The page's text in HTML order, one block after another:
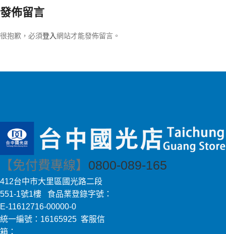
發佈留言
很抱歉，必須登入網站才能發佈留言。
【免付費專線】 0800-089-165
412台中市大里區國光路二段
551-1號1樓 食品業登錄字號：
E-11612716-00000-0
統一編號：16165925 客服信
箱：